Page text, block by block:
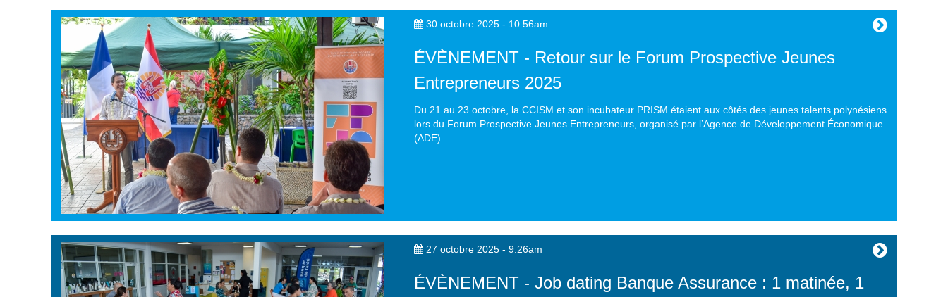
30 octobre 2025 - 10:56am
ÉVÈNEMENT - Retour sur le Forum Prospective Jeunes
Entrepreneurs 2025
Du 21 au 23 octobre, la CCISM et son incubateur PRISM étaient aux côtés des jeunes talents polynésiens
lors du Forum Prospective Jeunes Entrepreneurs, organisé par l’Agence de Développement Économique
(ADE).
27 octobre 2025 - 9:26am
ÉVÈNEMENT - Job dating Banque Assurance : 1 matinée, 1